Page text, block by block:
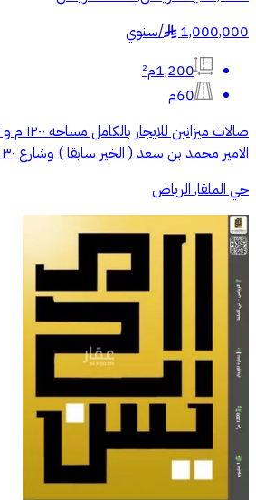
1,000,000
§
/سنوي
1,200م²
60م
الامير محمد بن سعد ( الخير سابقا ) وشارع ٣٠ الايجار مليون صافي
حي الملقا, الرياض